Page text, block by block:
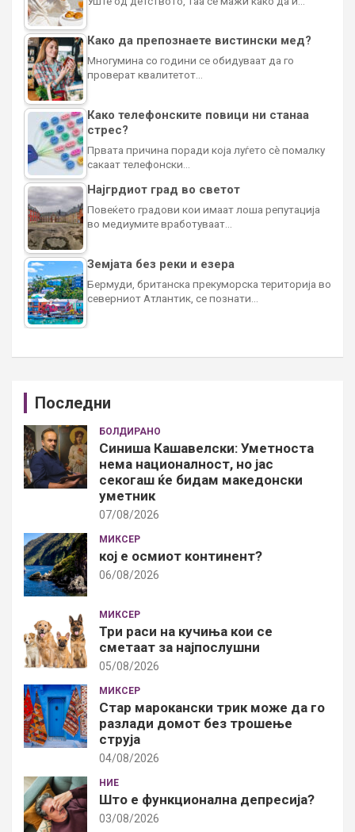
Како да препознаете вистински мед?
Многумина со години се обидуваат да го
проверат квалитетот…
Како телефонските повици ни станаа
стрес?
Првата причина поради која луѓето сè помалку
сакаат телефонски…
Најгрдиот град во светот
Повеќето градови кои имаат лоша репутација
во медиумите вработуваат…
Земјата без реки и езера
Бермуди, британска прекуморска територија во
северниот Атлантик, се познати…
Последни
БОЛДИРАНО
Синиша Кашавелски: Уметноста
нема националност, но јас
секогаш ќе бидам македонски
уметник
07/08/2026
МИКСЕР
кој е осмиот континент?
06/08/2026
МИКСЕР
Три раси на кучиња кои се
сметаат за најпослушни
05/08/2026
МИКСЕР
Стар марокански трик може да го
разлади домот без трошење
струја
04/08/2026
НИЕ
Што е функционална депресија?
03/08/2026